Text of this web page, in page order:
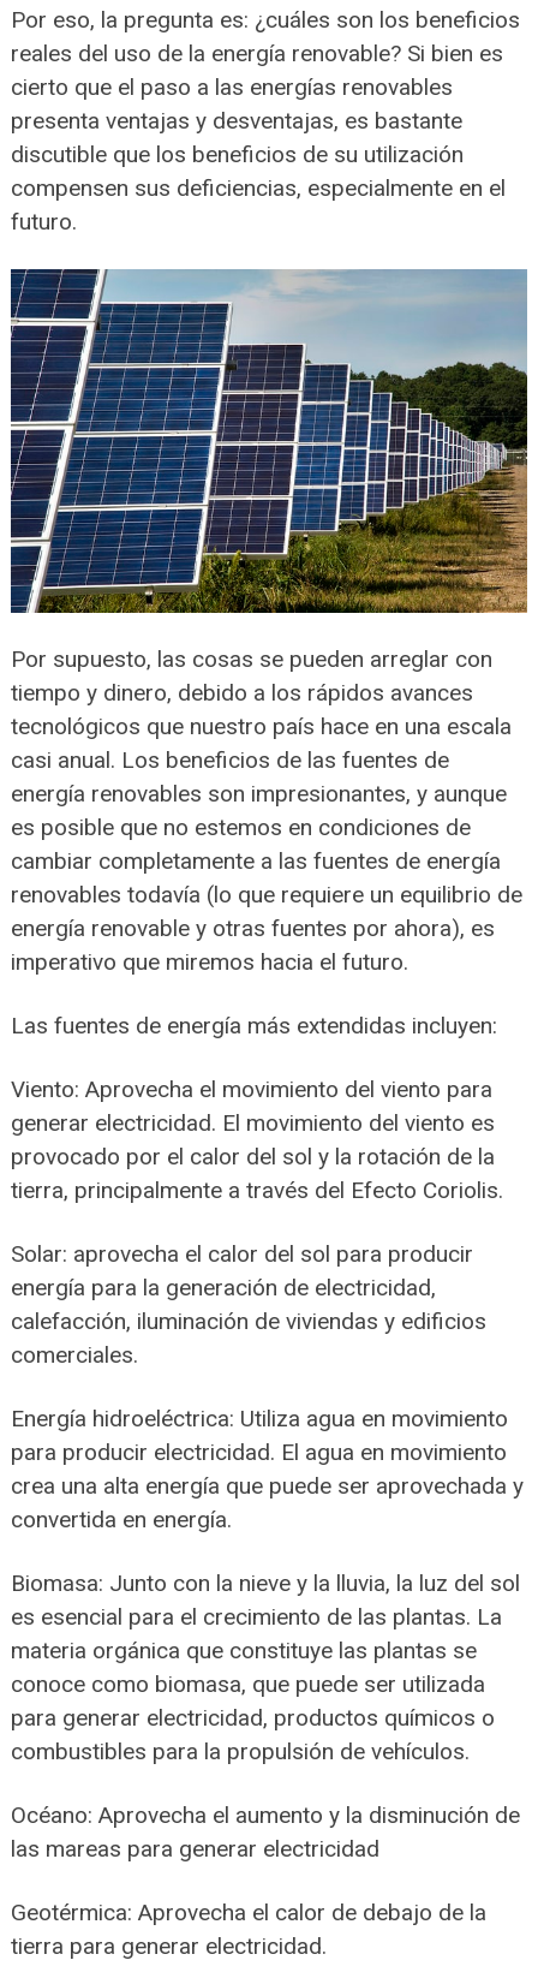
Por eso, la pregunta es: ¿cuáles son los beneficios
reales del uso de la energía renovable? Si bien es
cierto que el paso a las energías renovables
presenta ventajas y desventajas, es bastante
discutible que los beneficios de su utilización
compensen sus deficiencias, especialmente en el
futuro.
Por supuesto, las cosas se pueden arreglar con
tiempo y dinero, debido a los rápidos avances
tecnológicos que nuestro país hace en una escala
casi anual. Los beneficios de las fuentes de
energía renovables son impresionantes, y aunque
es posible que no estemos en condiciones de
cambiar completamente a las fuentes de energía
renovables todavía (lo que requiere un equilibrio de
energía renovable y otras fuentes por ahora), es
imperativo que miremos hacia el futuro.
Las fuentes de energía más extendidas incluyen:
Viento: Aprovecha el movimiento del viento para
generar electricidad. El movimiento del viento es
provocado por el calor del sol y la rotación de la
tierra, principalmente a través del Efecto Coriolis.
Solar: aprovecha el calor del sol para producir
energía para la generación de electricidad,
calefacción, iluminación de viviendas y edificios
comerciales.
Energía hidroeléctrica: Utiliza agua en movimiento
para producir electricidad. El agua en movimiento
crea una alta energía que puede ser aprovechada y
convertida en energía.
Biomasa: Junto con la nieve y la lluvia, la luz del sol
es esencial para el crecimiento de las plantas. La
materia orgánica que constituye las plantas se
conoce como biomasa, que puede ser utilizada
para generar electricidad, productos químicos o
combustibles para la propulsión de vehículos.
Océano: Aprovecha el aumento y la disminución de
las mareas para generar electricidad
Geotérmica: Aprovecha el calor de debajo de la
tierra para generar electricidad.